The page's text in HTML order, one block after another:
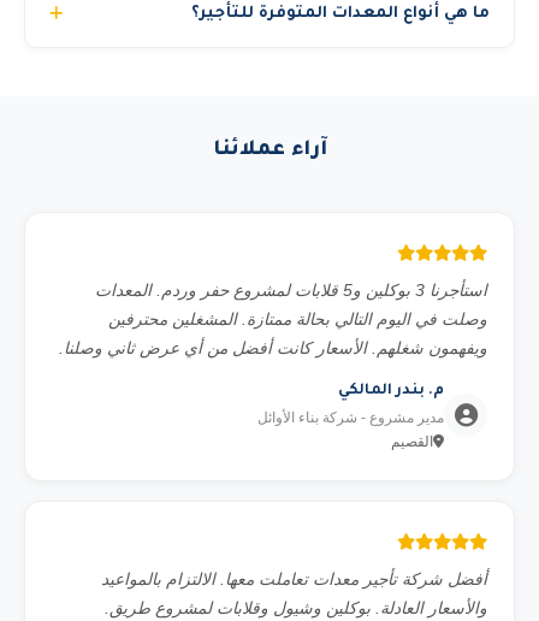
والشركات الكبرى والمشاريع الخاصة. نوفر جميع المستندات
ما هي أنواع المعدات المتوفرة للتأجير؟
شيول، قلاب، بلدوزر، جريدر، دكاك، مولدات كهرباء، كمبروسر،
آراء عملائنا
استأجرنا 3 بوكلين و5 قلابات لمشروع حفر وردم. المعدات
وصلت في اليوم التالي بحالة ممتازة. المشغلين محترفين
ويفهمون شغلهم. الأسعار كانت أفضل من أي عرض ثاني وصلنا.
م. بندر المالكي
مدير مشروع - شركة بناء الأوائل
القصيم
أفضل شركة تأجير معدات تعاملت معها. الالتزام بالمواعيد
والأسعار العادلة. بوكلين وشيول وقلابات لمشروع طريق.